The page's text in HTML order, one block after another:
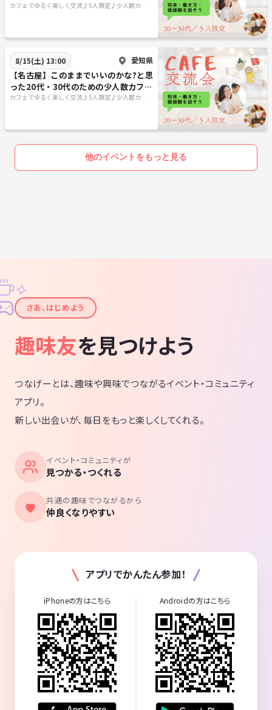
会☕将来・働き方・価値観を話そう✨
カフェでゆるく楽しく交流♪5人限定♪少人数カフェ
8/15(土) 13:00 愛知県
【名古屋】このままでいいのかな?と思
った20代・30代のための少人数カフェ
会☕将来・働き方・価値観を話そう✨
カフェでゆるく楽しく交流♪5人限定♪少人数カフェ
他のイベントをもっと見る
✦
✧
さあ、はじめよう
趣味友を見つけよう
つなげーとは、趣味や興味でつながるイベント・コミュニティ
アプリ。
新しい出会いが、毎日をもっと楽しくしてくれる。
イベント・コミュニティが
見つかる・つくれる
共通の趣味でつながるから
仲良くなりやすい
アプリでかんたん参加！
iPhoneの方はこちら Androidの方はこちら